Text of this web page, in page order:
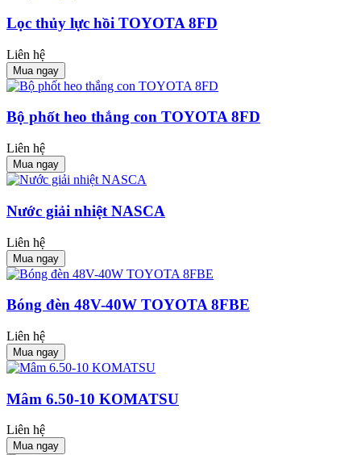
Lọc thủy lực hồi TOYOTA 8FD
Liên hệ
Mua ngay
Bộ phốt heo thắng con TOYOTA 8FD
Liên hệ
Mua ngay
Nước giải nhiệt NASCA
Liên hệ
Mua ngay
Bóng đèn 48V-40W TOYOTA 8FBE
Liên hệ
Mua ngay
Mâm 6.50-10 KOMATSU
Liên hệ
Mua ngay